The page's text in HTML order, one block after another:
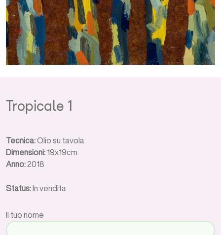
Tropicale 1
Tecnica:Olio su tavola
Dimensioni: 19x19cm
Anno: 2018
Status: In vendita
Il tuo nome